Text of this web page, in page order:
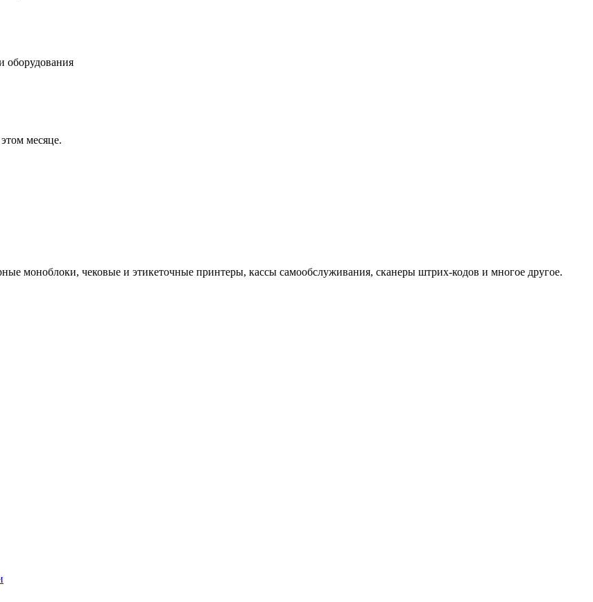
оборудования
месяце.
моноблоки, чековые и этикеточные принтеры, кассы самообслуживания, сканеры штрих-кодов и многое другое.